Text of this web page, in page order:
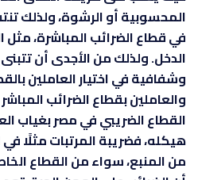
المحسوبية أو الرشوة، ولذلك
في قطاع الضرائب المباشرة، مثل
الدخل. ولذلك من الأجدى أن
وشفافية في اختيار العاملين
والعاملين بقطاع الضرائب
القطاع الضريبي في مصر بغياب
هيكله، فضريبة المرتبات مثلًا
من المنبع، سواء من القطاع